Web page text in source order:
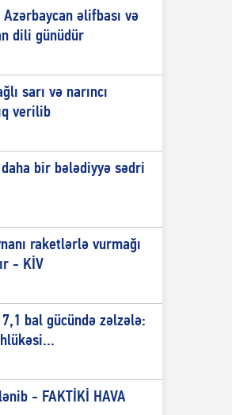
əlifbası və
dili günüdür
sarı və narıncı
verilib
daha bir bələdiyyə sədri
raketlərlə vurmağı
- KİV
bal gücündə zəlzələ:
- FAKTİKİ HAVA